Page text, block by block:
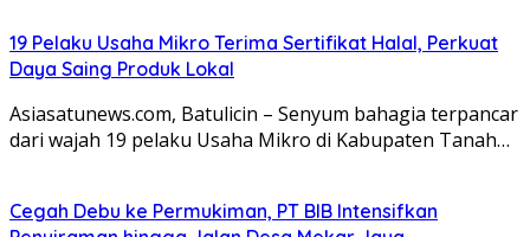
19 Pelaku Usaha Mikro Terima Sertifikat Halal, Perkuat
Daya Saing Produk Lokal
Asiasatunews.com, Batulicin – Senyum bahagia terpancar
dari wajah 19 pelaku Usaha Mikro di Kabupaten Tanah…
Cegah Debu ke Permukiman, PT BIB Intensifkan